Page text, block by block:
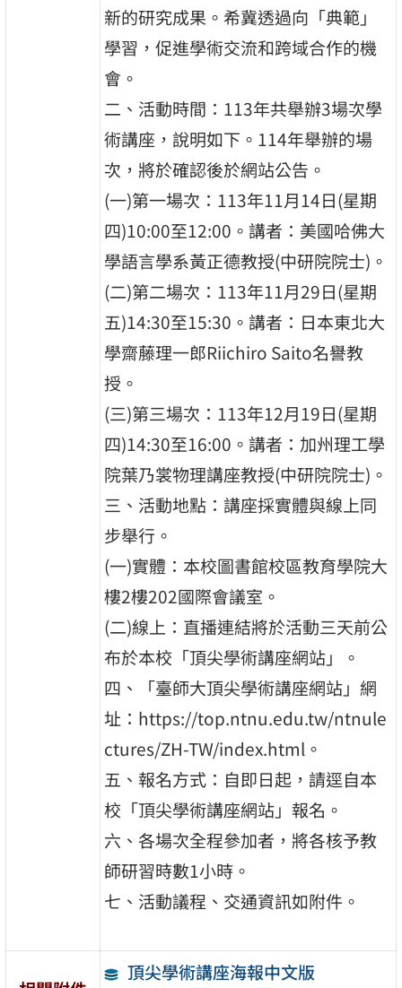
新的研究成果。希冀透過向「典範」
學習，促進學術交流和跨域合作的機
會。
二、活動時間：113年共舉辦3場次學
術講座，說明如下。114年舉辦的場
次，將於確認後於網站公告。
(一)第一場次：113年11月14日(星期
四)10:00至12:00。講者：美國哈佛大
學語言學系黃正德教授(中研院院士)。
(二)第二場次：113年11月29日(星期
五)14:30至15:30。講者：日本東北大
學齋藤理一郎Riichiro Saito名譽教
授。
(三)第三場次：113年12月19日(星期
四)14:30至16:00。講者：加州理工學
院葉乃裳物理講座教授(中研院院士)。
三、活動地點：講座採實體與線上同
步舉行。
(一)實體：本校圖書館校區教育學院大
樓2樓202國際會議室。
(二)線上：直播連結將於活動三天前公
布於本校「頂尖學術講座網站」。
四、「臺師大頂尖學術講座網站」網
址：https://top.ntnu.edu.tw/ntnule
ctures/ZH-TW/index.html。
五、報名方式：自即日起，請逕自本
校「頂尖學術講座網站」報名。
六、各場次全程參加者，將各核予教
師研習時數1小時。
七、活動議程、交通資訊如附件。
頂尖學術講座海報中文版